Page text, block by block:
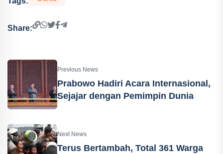
Share:
Previous News
Prabowo Hadiri Acara Internasional,
Sejajar dengan Pemimpin Dunia
Next News
Terus Bertambah, Total 361 Warga